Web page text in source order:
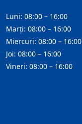
Luni: 08:00 – 16:00
Marți: 08:00 – 16:00
Miercuri: 08:00 – 16:00
Joi: 08:00 – 16:00
Vineri: 08:00 – 16:00